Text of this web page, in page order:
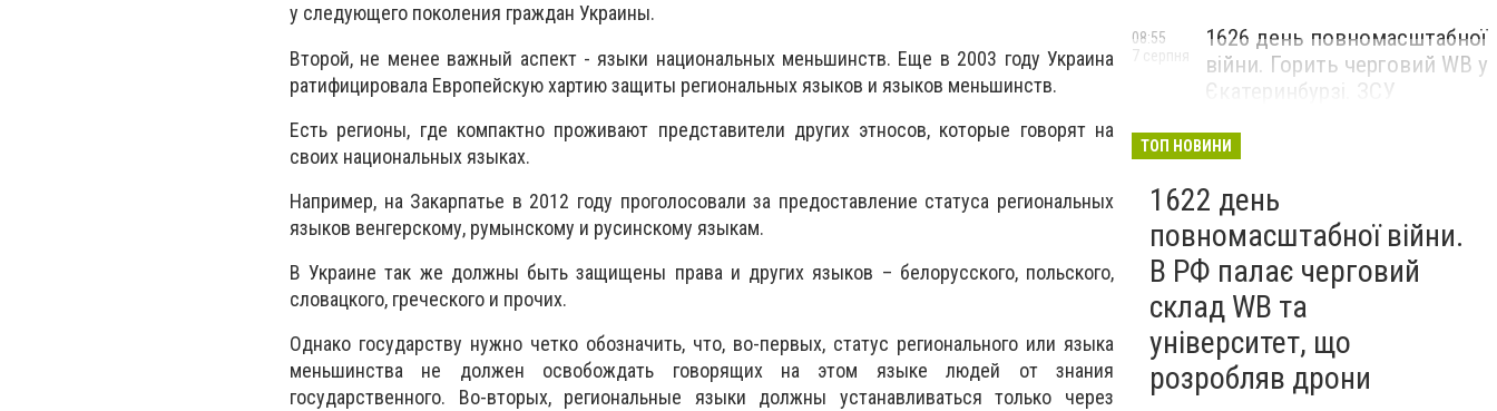
у следующего поколения граждан Украины.
Второй, не менее важный аспект - языки национальных меньшинств. Еще в 2003 году Украина
ратифицировала Европейскую хартию защиты региональных языков и языков меньшинств.
Есть регионы, где компактно проживают представители других этносов, которые говорят на
своих национальных языках.
Например, на Закарпатье в 2012 году проголосовали за предоставление статуса региональных
языков венгерскому, румынскому и русинскому языкам.
В Украине так же должны быть защищены права и других языков – белорусского, польского,
словацкого, греческого и прочих.
Однако государству нужно четко обозначить, что, во-первых, статус регионального или языка
меньшинства не должен освобождать говорящих на этом языке людей от знания
государственного. Во-вторых, региональные языки должны устанавливаться только через
1626 день повномасштабної
війни. Горить черговий WB у
Єкатеринбурзі. ЗСУ
Маріуполі
08:55
7 серпня
ТОП НОВИНИ
1622 день
повномасштабної війни.
В РФ палає черговий
склад WB та
університет, що
розробляв дрони